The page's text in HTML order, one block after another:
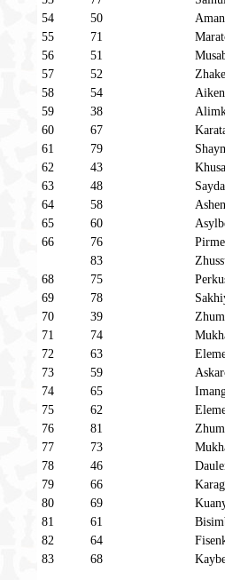
54
50
55
71
56
51
57
52
58
54
59
38
60
67
61
79
62
43
63
48
64
58
65
60
66
76
83
68
75
69
78
70
39
71
74
72
63
73
59
74
65
75
62
76
81
77
73
78
46
79
66
80
69
81
61
82
64
83
68